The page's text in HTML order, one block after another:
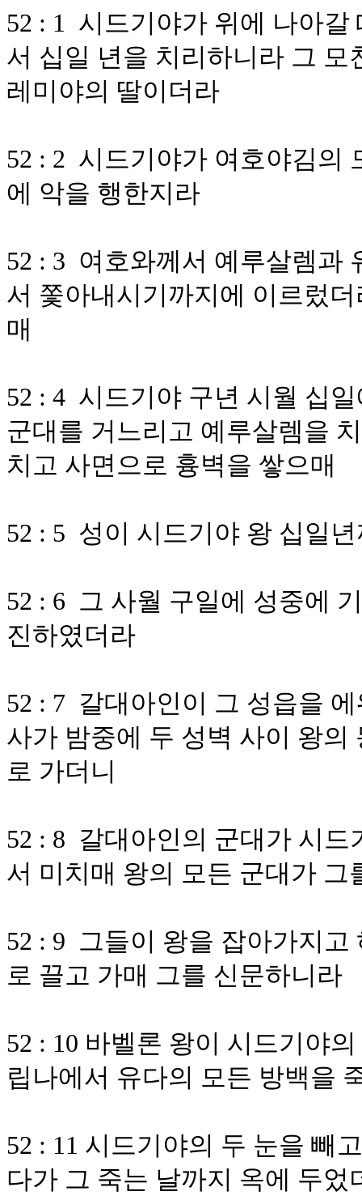
52 : 1 시드기야가 위에 나아
서 십일 년을 치리하니라 그
레미야의 딸이더라
52 : 2 시드기야가 여호야김의
에 악을 행한지라
52 : 3 여호와께서 예루살렘과
서 쫓아내시기까지에 이르렀
매
52 : 4 시드기야 구년 시월 십
군대를 거느리고 예루살렘을
치고 사면으로 흉벽을 쌓으매
52 : 5 성이 시드기야 왕 십일
52 : 6 그 사월 구일에 성중에
진하였더라
52 : 7 갈대아인이 그 성읍을
사가 밤중에 두 성벽 사이 왕
로 가더니
52 : 8 갈대아인의 군대가 시
서 미치매 왕의 모든 군대가 그
52 : 9 그들이 왕을 잡아가지
로 끌고 가매 그를 신문하니라
52 : 10 바벨론 왕이 시드기야
립나에서 유다의 모든 방백을
52 : 11 시드기야의 두 눈을 빼
다가 그 죽는 날까지 옥에 두었